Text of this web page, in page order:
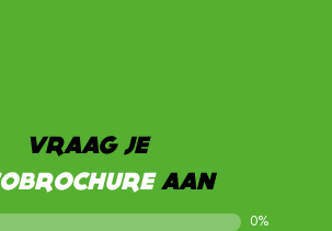
VRAAG JE
AAN
0%